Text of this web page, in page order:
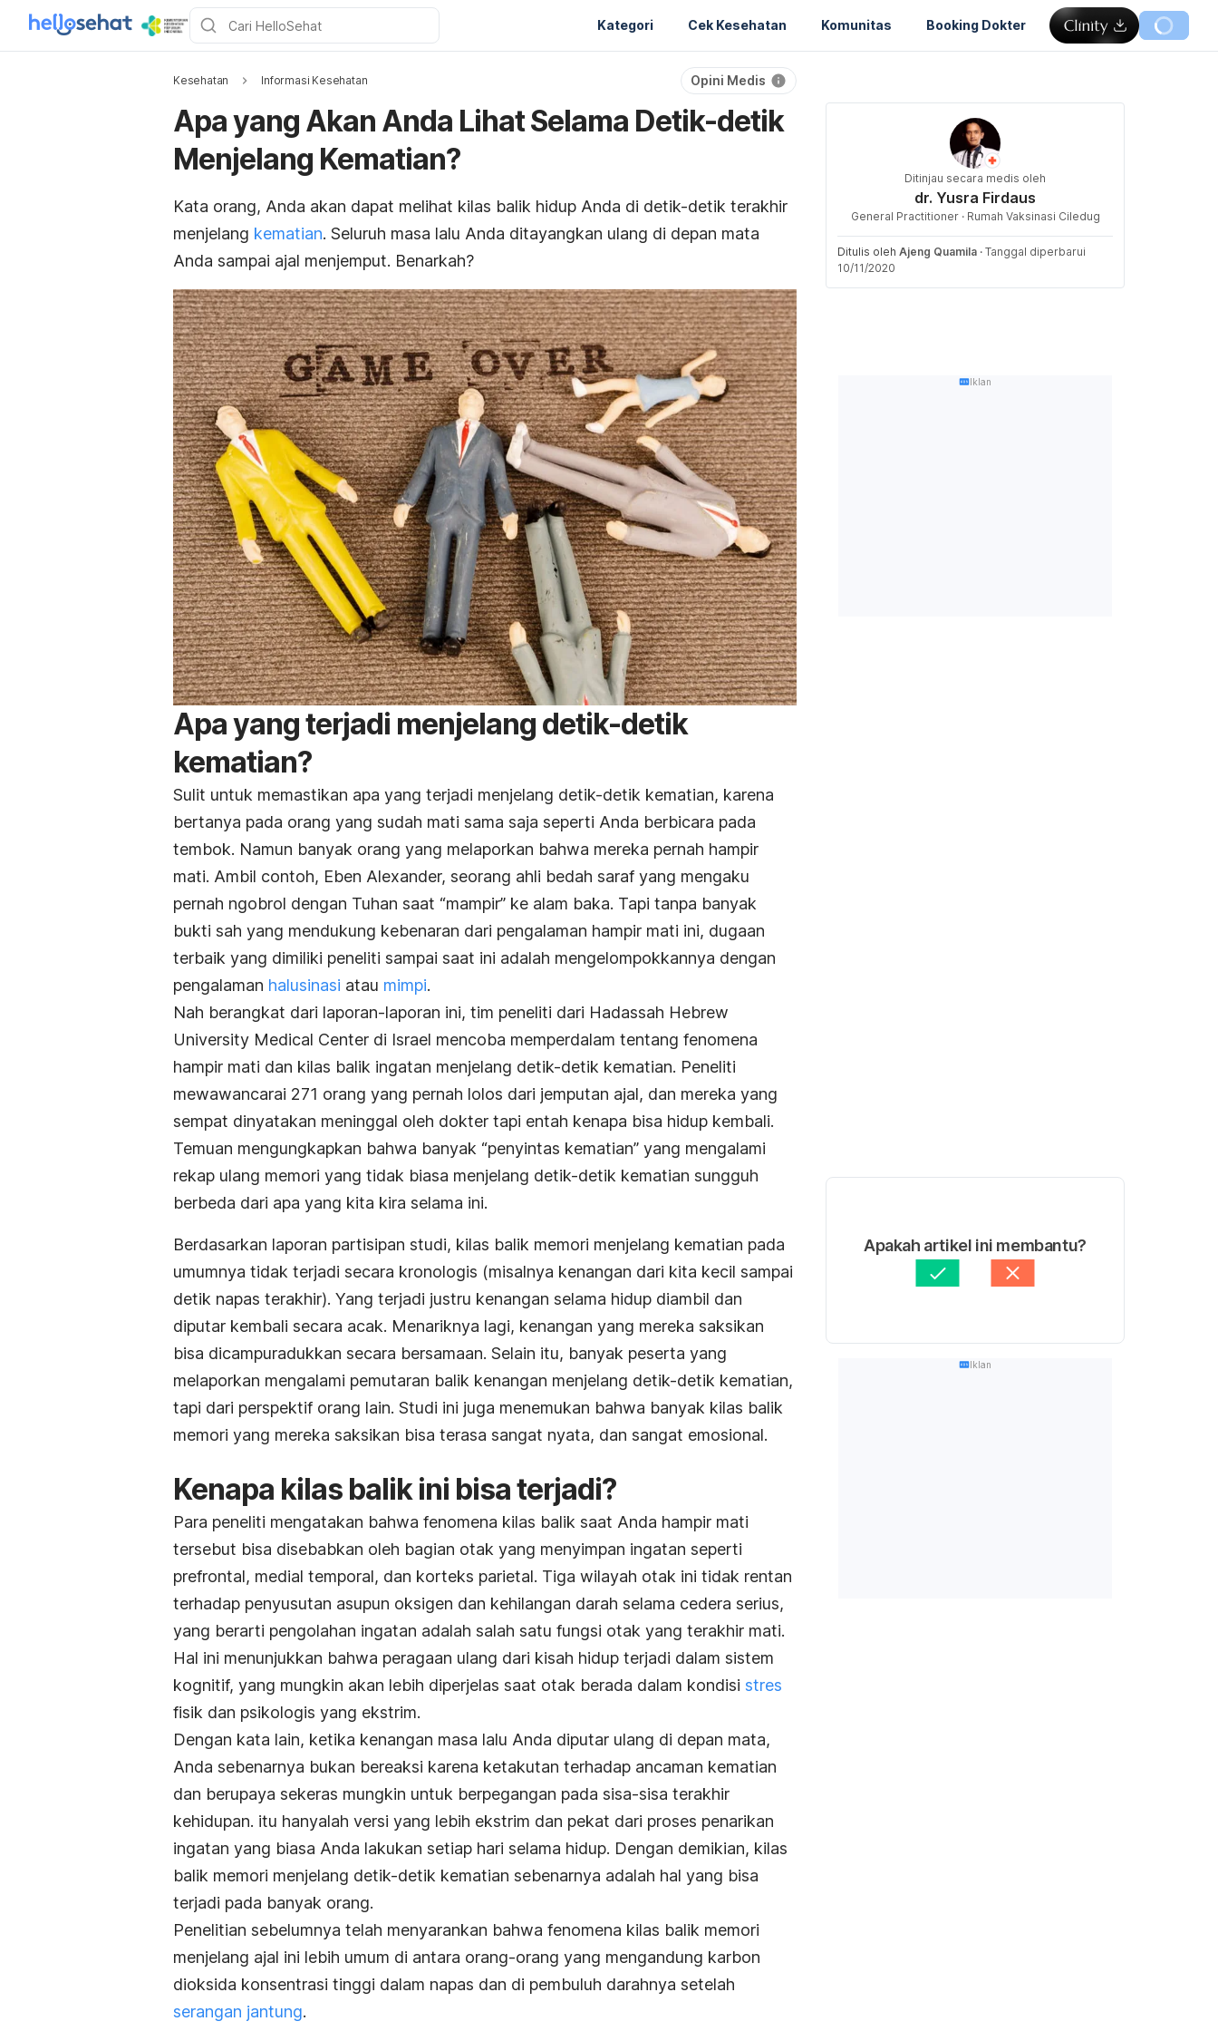
Kategori Cek Kesehatan Komunitas Booking Dokter
Kesehatan Informasi Kesehatan Opini Medis
Apa yang Akan Anda Lihat Selama Detik-detik
Menjelang Kematian?
Kata orang, Anda akan dapat melihat kilas balik hidup Anda di detik-detik terakhir
menjelang kematian. Seluruh masa lalu Anda ditayangkan ulang di depan mata
Anda sampai ajal menjemput. Benarkah?
Apa yang terjadi menjelang detik-detik
kematian?
Sulit untuk memastikan apa yang terjadi menjelang detik-detik kematian, karena
bertanya pada orang yang sudah mati sama saja seperti Anda berbicara pada
tembok. Namun banyak orang yang melaporkan bahwa mereka pernah hampir
mati. Ambil contoh, Eben Alexander, seorang ahli bedah saraf yang mengaku
pernah ngobrol dengan Tuhan saat “mampir” ke alam baka. Tapi tanpa banyak
bukti sah yang mendukung kebenaran dari pengalaman hampir mati ini, dugaan
terbaik yang dimiliki peneliti sampai saat ini adalah mengelompokkannya dengan
pengalaman halusinasi atau mimpi.
Nah berangkat dari laporan-laporan ini, tim peneliti dari Hadassah Hebrew
University Medical Center di Israel mencoba memperdalam tentang fenomena
hampir mati dan kilas balik ingatan menjelang detik-detik kematian. Peneliti
mewawancarai 271 orang yang pernah lolos dari jemputan ajal, dan mereka yang
sempat dinyatakan meninggal oleh dokter tapi entah kenapa bisa hidup kembali.
Temuan mengungkapkan bahwa banyak “penyintas kematian” yang mengalami
rekap ulang memori yang tidak biasa menjelang detik-detik kematian sungguh
berbeda dari apa yang kita kira selama ini.
Berdasarkan laporan partisipan studi, kilas balik memori menjelang kematian pada
umumnya tidak terjadi secara kronologis (misalnya kenangan dari kita kecil sampai
detik napas terakhir). Yang terjadi justru kenangan selama hidup diambil dan
diputar kembali secara acak. Menariknya lagi, kenangan yang mereka saksikan
bisa dicampuradukkan secara bersamaan. Selain itu, banyak peserta yang
melaporkan mengalami pemutaran balik kenangan menjelang detik-detik kematian,
tapi dari perspektif orang lain. Studi ini juga menemukan bahwa banyak kilas balik
memori yang mereka saksikan bisa terasa sangat nyata, dan sangat emosional.
Kenapa kilas balik ini bisa terjadi?
Para peneliti mengatakan bahwa fenomena kilas balik saat Anda hampir mati
tersebut bisa disebabkan oleh bagian otak yang menyimpan ingatan seperti
prefrontal, medial temporal, dan korteks parietal. Tiga wilayah otak ini tidak rentan
terhadap penyusutan asupun oksigen dan kehilangan darah selama cedera serius,
yang berarti pengolahan ingatan adalah salah satu fungsi otak yang terakhir mati.
Hal ini menunjukkan bahwa peragaan ulang dari kisah hidup terjadi dalam sistem
kognitif, yang mungkin akan lebih diperjelas saat otak berada dalam kondisi stres
fisik dan psikologis yang ekstrim.
Dengan kata lain, ketika kenangan masa lalu Anda diputar ulang di depan mata,
Anda sebenarnya bukan bereaksi karena ketakutan terhadap ancaman kematian
dan berupaya sekeras mungkin untuk berpegangan pada sisa-sisa terakhir
kehidupan. itu hanyalah versi yang lebih ekstrim dan pekat dari proses penarikan
ingatan yang biasa Anda lakukan setiap hari selama hidup. Dengan demikian, kilas
balik memori menjelang detik-detik kematian sebenarnya adalah hal yang bisa
terjadi pada banyak orang.
Penelitian sebelumnya telah menyarankan bahwa fenomena kilas balik memori
menjelang ajal ini lebih umum di antara orang-orang yang mengandung karbon
dioksida konsentrasi tinggi dalam napas dan di pembuluh darahnya setelah
serangan jantung.
Ditinjau secara medis oleh
dr. Yusra Firdaus
General Practitioner · Rumah Vaksinasi Ciledug
Ditulis oleh Ajeng Quamila · Tanggal diperbarui
10/11/2020
Iklan
Apakah artikel ini membantu?
Iklan